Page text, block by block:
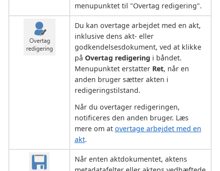
menupunktet til "Overtag redigering".
Du kan overtage arbejdet med en akt,
inklusive dens akt- eller
godkendelsesdokument, ved at klikke
på Overtag redigering i båndet.
Menupunktet erstatter Ret, når en
anden bruger sætter akten i
redigeringstilstand.
Når du overtager redigeringen,
notificeres den anden bruger. Læs
mere om at overtage arbejdet med en
akt.
Når enten aktdokumentet, aktens